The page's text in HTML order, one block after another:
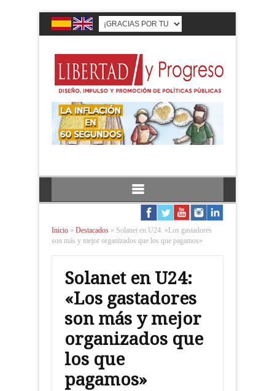
Inicio » Destacados » Solanet en U24: «Los gastadores
son más y mejor organizados que los que pagamos»
Solanet en U24:
«Los gastadores
son más y mejor
organizados que
los que
pagamos»